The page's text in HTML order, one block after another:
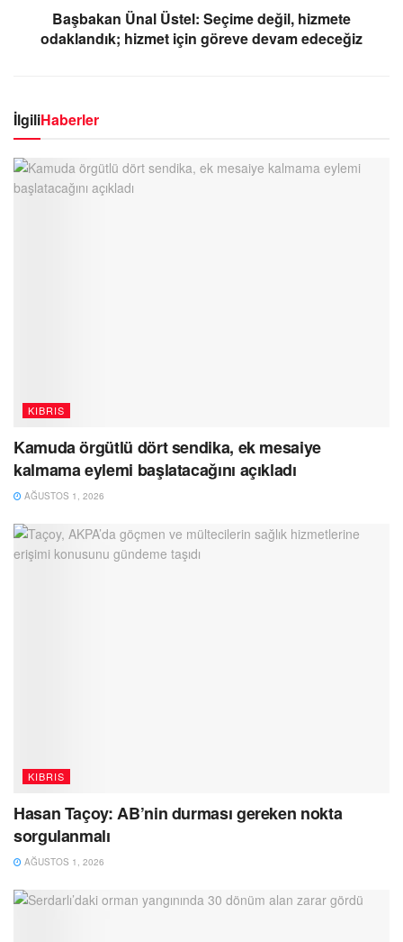
Başbakan Ünal Üstel: Seçime değil, hizmete
odaklandık; hizmet için göreve devam edeceğiz
İlgiliHaberler
KIBRIS
Kamuda örgütlü dört sendika, ek mesaiye
kalmama eylemi başlatacağını açıkladı
AĞUSTOS 1, 2026
KIBRIS
Hasan Taçoy: AB’nin durması gereken nokta
sorgulanmalı
AĞUSTOS 1, 2026